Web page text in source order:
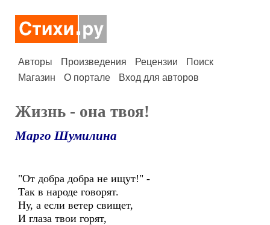
Авторы Произведения Рецензии
Поиск
Магазин
О портале Вход для авторов
Жизнь - она твоя!
Марго Шумилина
"От добра добра не ищут!" -
Так в народе говорят.
Ну, а если ветер свищет,
И глаза твои горят,